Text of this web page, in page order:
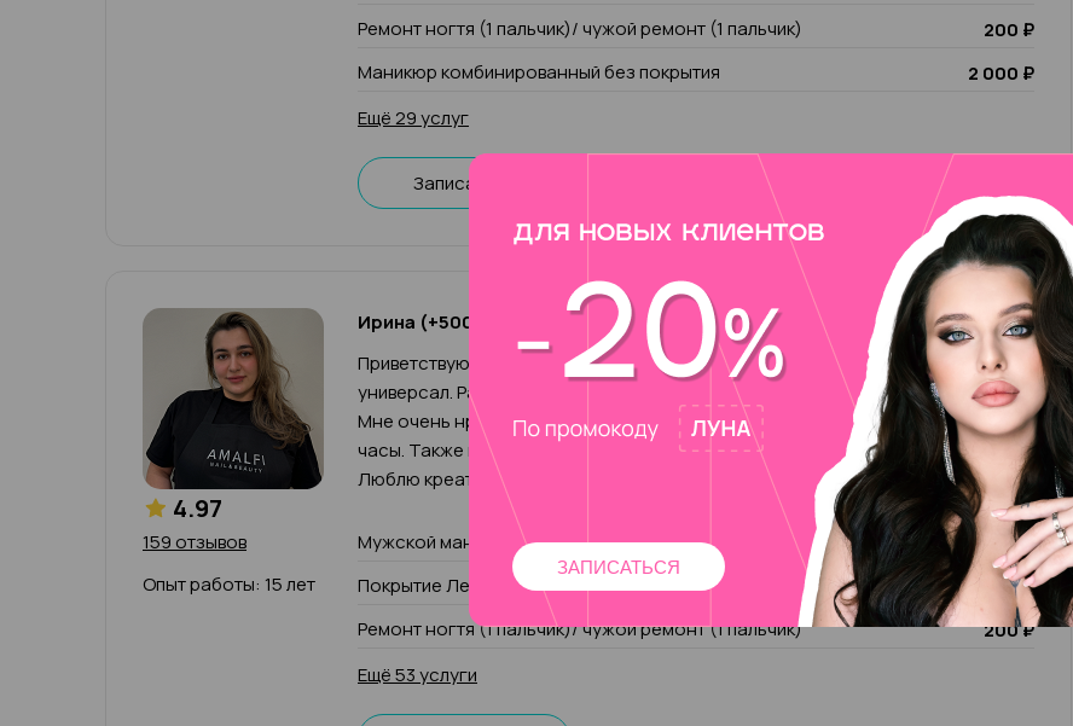
Ремонт ногтя (1 пальчик)/ чужой ремонт (1 пальчик)
200 ₽
Маникюр комбинированный без покрытия
2 000 ₽
Ещё 29 услуг
Записаться
4.97
159 отзывов
Опыт работы: 15 лет
Ирина (+500р к чеку)
Приветствую, меня зовут Ирина! Мой опыт работы 11 лет, я топ-мастер
универсал. Работаю во всех техниках маникюра и педикюра, а также SMART.
Мне очень нравится работать с ножками, привожу их в порядок за считаные
часы. Также выполняю наращивание на формы и дизайны разной сложности.
Люблю креативные решения и всегда исполняю пожелания клиентов!
Мужской маникюр
2 500 ₽
Покрытие Лечебный лак
1 000 ₽
Ремонт ногтя (1 пальчик)/ чужой ремонт (1 пальчик)
200 ₽
Ещё 53 услуги
ЗАПИСАТЬСЯ